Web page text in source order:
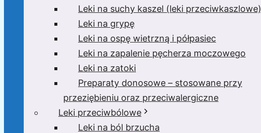
Leki na suchy kaszel (leki przeciwkaszlowe)
Leki na grypę
Leki na ospę wietrzną i półpasiec
Leki na zapalenie pęcherza moczowego
Leki na zatoki
Preparaty donosowe – stosowane przy
przeziębieniu oraz przeciwalergiczne
Leki przeciwbólowe
Leki na ból brzucha